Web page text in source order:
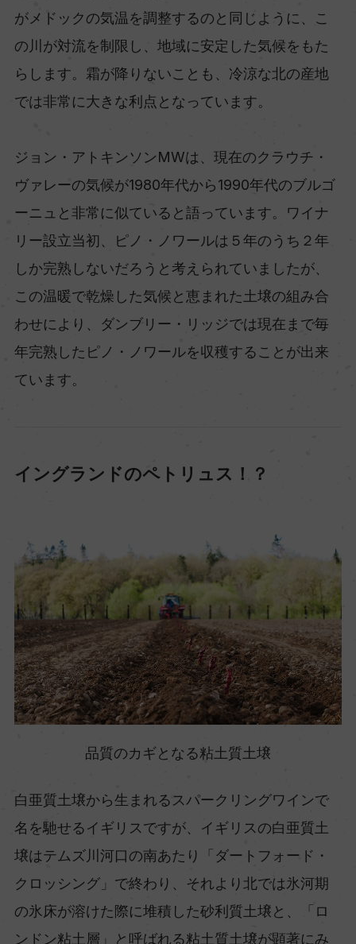
がメドックの気温を調整するのと同じように、こ
の川が対流を制限し、地域に安定した気候をもた
らします。霜が降りないことも、冷涼な北の産地
では非常に大きな利点となっています。
ジョン・アトキンソンMWは、現在のクラウチ・
ヴァレーの気候が1980年代から1990年代のブルゴ
ーニュと非常に似ていると語っています。ワイナ
リー設立当初、ピノ・ノワールは５年のうち２年
しか完熟しないだろうと考えられていましたが、
この温暖で乾燥した気候と恵まれた土壌の組み合
わせにより、ダンブリー・リッジでは現在まで毎
年完熟したピノ・ノワールを収穫することが出来
ています。
イングランドのペトリュス！？
品質のカギとなる粘土質土壌
白亜質土壌から生まれるスパークリングワインで
名を馳せるイギリスですが、イギリスの白亜質土
壌はテムズ川河口の南あたり「ダートフォード・
クロッシング」で終わり、それより北では氷河期
の氷床が溶けた際に堆積した砂利質土壌と、「ロ
ンドン粘土層」と呼ばれる粘土質土壌が顕著にみ